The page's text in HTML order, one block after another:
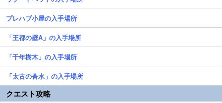
プレハブ小屋の入手場所
「王都の壁A」の入手場所
「千年樹木」の入手場所
「太古の蒼水」の入手場所
クエスト攻略